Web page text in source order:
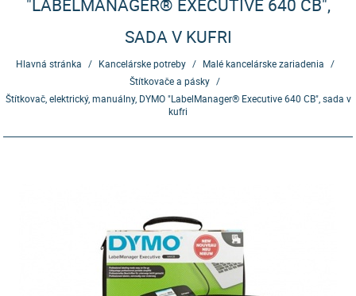
"LABELMANAGER® EXECUTIVE 640 CB",
SADA V KUFRI
Hlavná stránka / Kancelárske potreby / Malé kancelárske zariadenia /
Štítkovače a pásky /
Štítkovač, elektrický, manuálny, DYMO "LabelManager® Executive 640 CB", sada v
kufri